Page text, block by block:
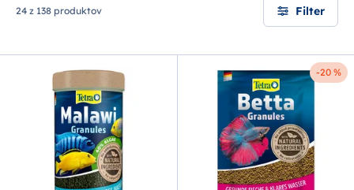
24 z 138 produktov Filter
-20 %